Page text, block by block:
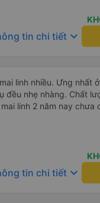
đoạn đường tắc
nhất mà chúng tôi
dịch vụ vận
tin chi tiết keyboard_arrow_down
linh nhiều. Ưng nhất
đều nhẹ nhàng. Chất
linh 2 năm nay chưa
tin chi tiết keyboard_arrow_down